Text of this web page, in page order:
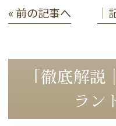
« 前の記事へ │
「徹底解説
ラン